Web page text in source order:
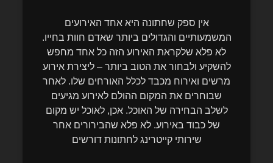
אין ספק שחתונה היא אחד האירועים
המשמעותיים והגדולים ביותר שאדם חוות בחייו.
לא פלא שלקראת האירוע הזה כל אחד מחפש
להשקיע ולבחור את הטוב ביותר – ליצירת אירוע
מרשים ואירוח מכבד לכלל האורחים שלו. לאחר
שבוחרים את המקום ההולם לאירוע מגיעים
לשלב הבחירה של האוכל. אכן, לאוכל יש מקום
של כבוד באירוע. לא פלא שהבירורים אחר
שירותי קייטרינג לחתונות דורשים